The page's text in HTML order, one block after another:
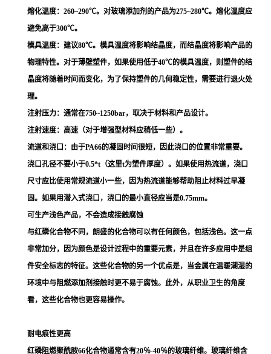
熔化温度：260~290℃。对玻璃添加剂的产品为275~280℃。熔化温度应
避免高于300℃。
模具温度：建议80℃。模具温度将影响结晶度，而结晶度将影响产品的
物理特性。对于薄壁塑件，如果使用低于40℃的模具温度，则塑件的结
晶度将随着时间而变化，为了保持塑件的几何稳定性，需要进行退火处
理。
注射压力：通常在750~1250bar，取决于材料和产品设计。
注射速度：高速（对于增强型材料应稍低一些）。
流道和浇口：由于PA66的凝固时间很短，因此浇口的位置非常重要。
浇口孔径不要小于0.5*t（这里t为塑件厚度）。如果使用热流道，浇口
尺寸应比使用常规流道小一些，因为热流道能够帮助阻止材料过早凝
固。如果用潜入式浇口，浇口的最小直径应当是0.75mm。
可生产浅色产品，不会造成接触腐蚀
与红磷化合物不同，朗盛的化合物可以有任何颜色，包括浅色。这一点
非常加分，因为颜色是设计过程中的重要元素，并且在许多应用中是组
件安全标志的特征。这些化合物的另一个优点是，当金属在温暖潮湿的
环境中与阻燃添加剂接触时更不易于腐蚀。此外，从职业卫生的角度
看，这些化合物也更容易操作。
耐电痕性更高
红磷阻燃聚酰胺66化合物通常含有20％-40％的玻璃纤维。玻璃纤维含